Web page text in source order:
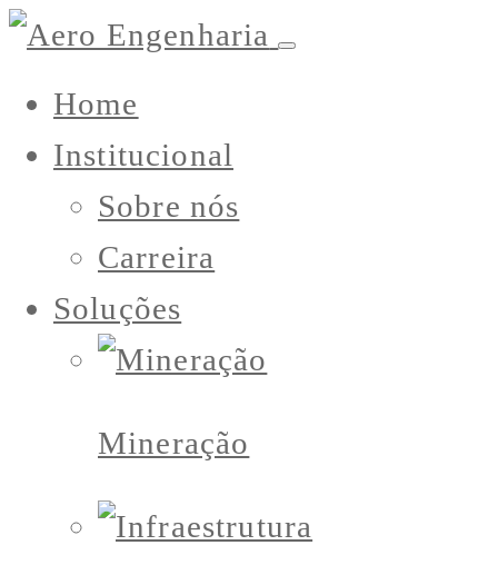
Home
Institucional
Sobre nós
Carreira
Soluções
Mineração